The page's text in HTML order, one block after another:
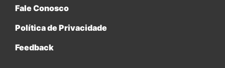
Fale Conosco
Política de Privacidade
Feedback